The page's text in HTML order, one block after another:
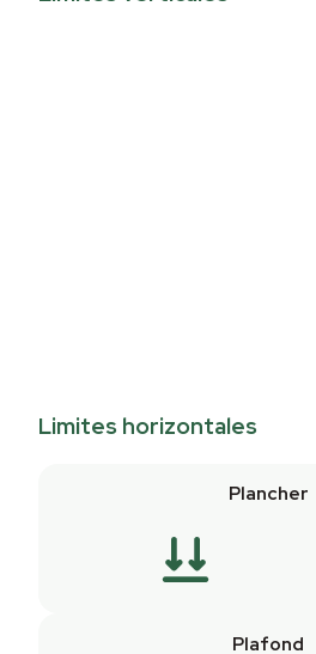
Limites horizontales
Plancher
Plafond